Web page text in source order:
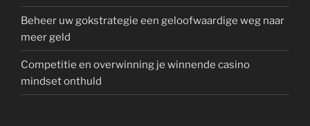
Beheer uw gokstrategie een geloofwaardige weg naar
meer geld
Competitie en overwinning je winnende casino
mindset onthuld